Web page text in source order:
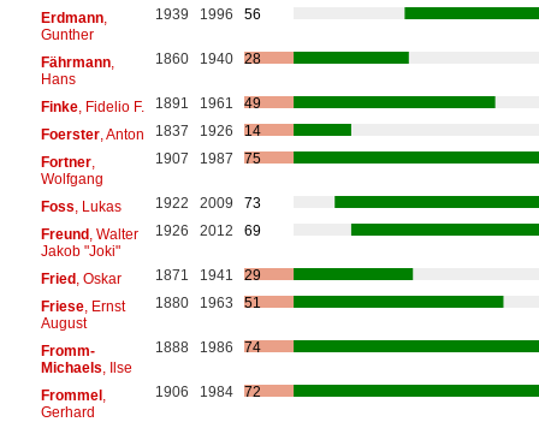
Erdmann,
Gunther
1939 1996 56
Fährmann,
Hans
1860 1940 28
Finke, Fidelio F. 1891 1961
49
Foerster, Anton 1837 1926
14
Fortner,
Wolfgang
1907 1987 75
Foss , Lukas 1922 2009
73
Freund, Walter
Jakob "Joki"
1926 2012 69
Fried, Oskar 1871 1941
29
Friese, Ernst
August
1880 1963 51
Fromm-
Michaels , Ilse
1888 1986 74
Frommel,
Gerhard
1906 1984 72